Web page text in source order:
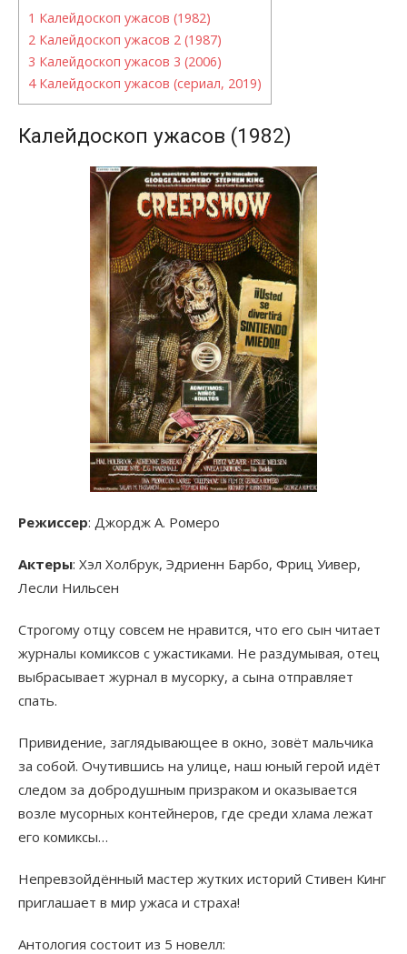
1 Калейдоскоп ужасов (1982)
2 Калейдоскоп ужасов 2 (1987)
3 Калейдоскоп ужасов 3 (2006)
4Калейдоскоп ужасов (сериал, 2019)
Калейдоскоп ужасов (1982)
Режиссер: Джордж А. Ромеро
Актеры: Хэл Холбрук, Эдриенн Барбо, Фриц Уивер,
Лесли Нильсен
Строгому отцу совсем не нравится, что его сын читает
журналы комиксов с ужастиками. Не раздумывая, отец
выбрасывает журнал в мусорку, а сына отправляет
спать.
Привидение, заглядывающее в окно, зовёт мальчика
за собой. Очутившись на улице, наш юный герой идёт
следом за добродушным призраком и оказывается
возле мусорных контейнеров, где среди хлама лежат
его комиксы…
Непревзойдённый мастер жутких историй Стивен Кинг
приглашает в мир ужаса и страха!
Антология состоит из 5 новелл: